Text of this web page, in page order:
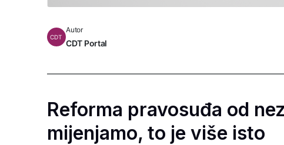
CDT
Autor
CDT Portal
Reforma pravosuđa od
mijenjamo, to je više isto